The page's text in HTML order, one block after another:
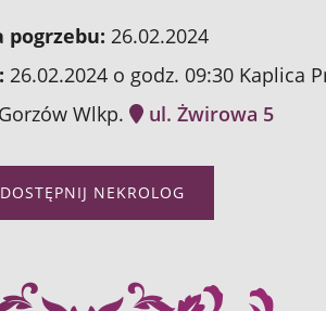
pogrzebu: 26.02.2024
26.02.2024 o godz. 09:30 Kaplica
Gorzów Wlkp. ul. Żwirowa 5
NEKROLOG